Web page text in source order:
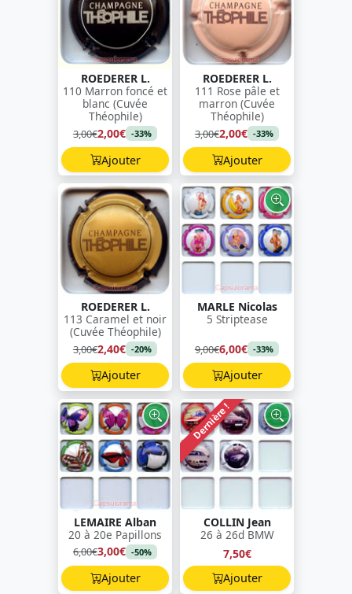
ROEDERER L.
110 Marron foncé et
blanc (Cuvée
Théophile)
3,00€2,00€ -33%
Ajouter
ROEDERER L.
111 Rose pâle et
marron (Cuvée
Théophile)
3,00€2,00€ -33%
Ajouter
ROEDERER L.
113 Caramel et noir
(Cuvée Théophile)
3,00€2,40€ -20%
Ajouter
MARLE Nicolas
5 Striptease
9,00€6,00€ -33%
Ajouter
LEMAIRE Alban
20 à 20e Papillons
6,00€3,00€ -50%
Ajouter
Dernière !
COLLIN Jean
26 à 26d BMW
7,50€
Ajouter